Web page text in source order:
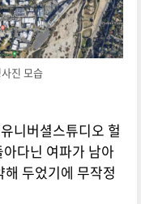
진 모습
니버셜스튜디오 헐
다닌 여파가 남아
두었기에 무작정